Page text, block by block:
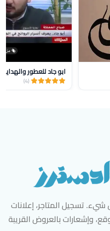
ابو جاد للعطور والهدايا
(4)
تسجيل المتاجر، إعلانات
وإشعارات بالعروض القريبة